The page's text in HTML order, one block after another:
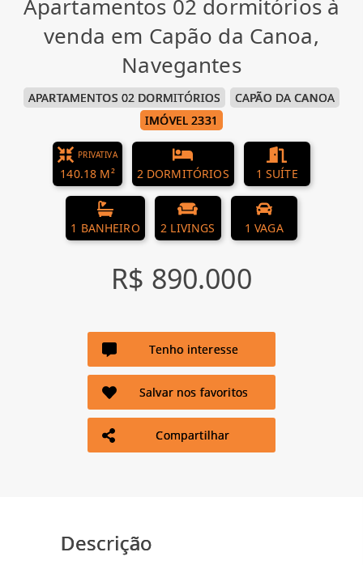
Apartamentos 02 dormitórios à
venda em Capão da Canoa,
Navegantes
APARTAMENTOS 02 DORMITÓRIOS
CAPÃO DA CANOA
IMÓVEL 2331
PRIVATIVA
140.18 M² 2 DORMITÓRIOS 1 SUÍTE
1 BANHEIRO 2 LIVINGS 1 VAGA
R$ 890.000
Tenho interesse
Salvar nos favoritos
Compartilhar
Descrição